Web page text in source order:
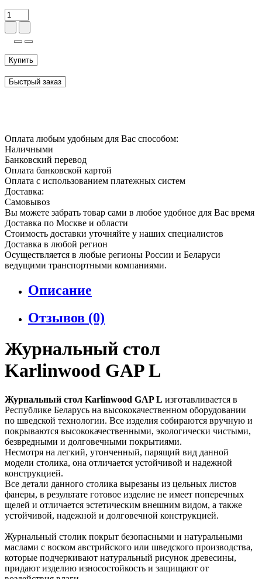
Купить
Быстрый заказ
Оплата любым удобным для Вас способом:
Наличными
Банковский перевод
Оплата банковской картой
Оплата с использованием платежных систем
Доставка:
Самовывоз
Вы можете забрать товар сами в любое удобное для Вас время
Доставка по Москве и области
Стоимость доставки уточняйте у наших специалистов
Доставка в любой регион
Осуществляется в любые регионы России и Беларуси
ведущими транспортными компаниями.
Описание
Отзывов (0)
Журнальный стол
Karlinwood GAP L
Журнальный стол Karlinwood GAP L изготавливается в
Республике Беларусь на высококачественном оборудовании
по шведской технологии. Все изделия собираются вручную и
покрываются высококачественными, экологически чистыми,
безвредными и долговечными покрытиями.
Несмотря на легкий, утонченный, парящий вид данной
модели столика, она отличается устойчивой и надежной
конструкцией.
Все детали данного столика вырезаны из цельных листов
фанеры, в результате готовое изделие не имеет поперечных
щелей и отличается эстетическим внешним видом, а также
устойчивой, надежной и долговечной конструкцией.
Журнальный столик покрыт безопасными и натуральными
маслами с воском австрийского или шведского производства,
которые подчеркивают натуральный рисунок древесины,
придают изделию износостойкость и защищают от